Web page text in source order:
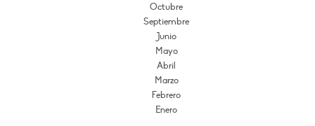
Octubre
Septiembre
Junio
Mayo
Abril
Marzo
Febrero
Enero